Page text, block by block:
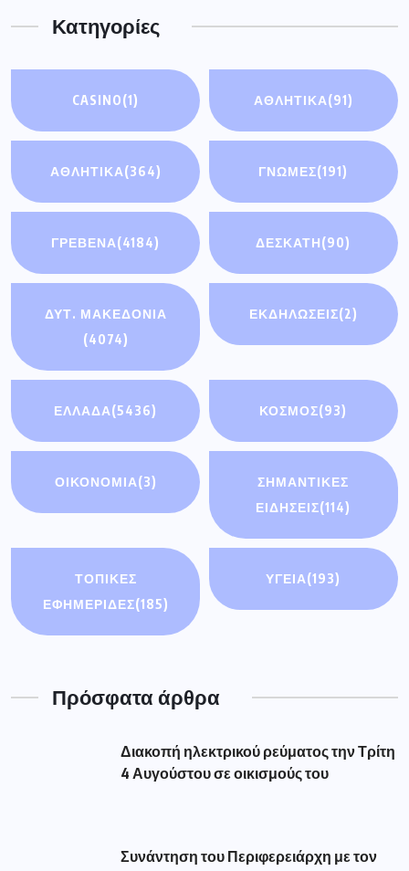
Κατηγορίες
CASINO(1) ΑΘΛΗΤΙΚΆ(91)
ΑΘΛΗΤΙΚΑ(364) ΓΝΩΜΕΣ(191)
ΓΡΕΒΕΝΑ(4184) ΔΕΣΚΑΤΗ(90)
ΔΥΤ. ΜΑΚΕΔΟΝΙΑ
(4074)
ΕΚΔΗΛΩΣΕΙΣ(2)
ΕΛΛΑΔΑ(5436) ΚΟΣΜΟΣ(93)
ΟΙΚΟΝΟΜΊΑ(3)
ΣΗΜΑΝΤΙΚΈΣ
ΕΙΔΉΣΕΙΣ(114)
ΤΟΠΙΚΕΣ
ΕΦΗΜΕΡΙΔΕΣ(185)
ΥΓΕΙΑ(193)
Πρόσφατα άρθρα
Διακοπή ηλεκτρικού ρεύματος την Τρίτη
4 Αυγούστου σε οικισμούς του
Συνάντηση του Περιφερειάρχη με τον